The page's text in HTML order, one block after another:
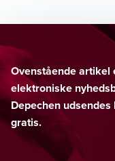
Ovenstående artikel
elektroniske
Depechen
gratis.